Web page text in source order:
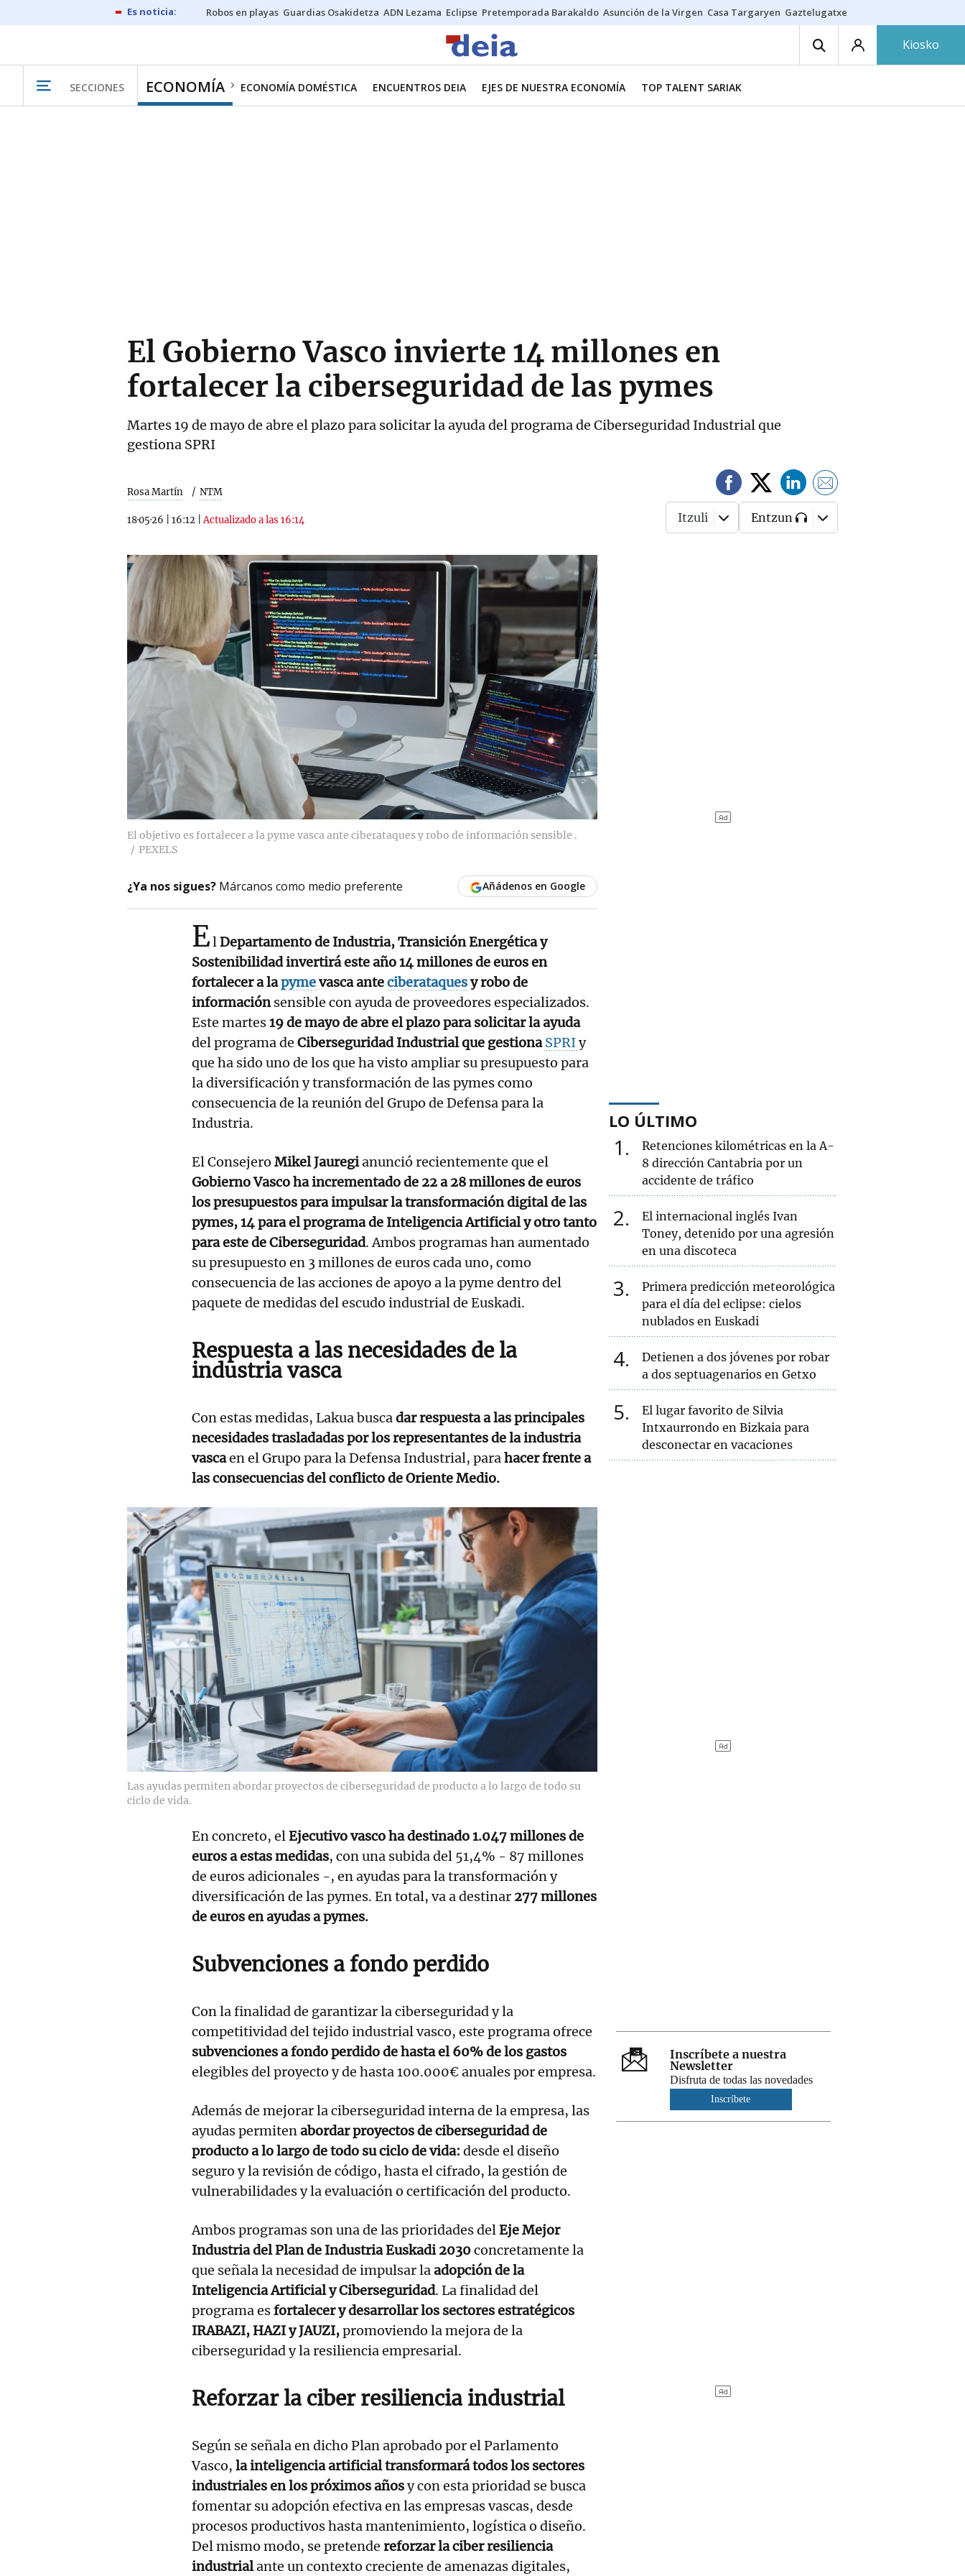
Robos en playas Guardias Osakidetza ADN Lezama Eclipse Pretemporada Barakaldo Asunción de la Virgen Casa Targaryen Gaztelugatxe
Kiosko
SECCIONES ECONOMÍA ECONOMÍA DOMÉSTICA ENCUENTROS DEIA EJES DE NUESTRA ECONOMÍA TOP TALENT SARIAK
El Gobierno Vasco invierte 14 millones en
fortalecer la ciberseguridad de las pymes
Martes 19 de mayo de abre el plazo para solicitar la ayuda del programa de Ciberseguridad Industrial que
gestiona SPRI
Rosa Martín NTM
18·05·26 16:12 |Actualizado a las 16:14 Itzuli Entzun
El objetivo es fortalecer a la pyme vasca ante ciberataques y robo de información sensible .
PEXELS
¿Ya nos sigues? Márcanos como medio preferente Añádenos en Google
ElDepartamento de Industria, Transición Energética y
Sostenibilidad invertirá este año 14 millones de euros en
fortalecer a lapymevasca anteciberataquesy robo de
informaciónsensible con ayuda de proveedores especializados.
Este martes19 de mayo de abre el plazo para solicitar la ayuda
del programa de Ciberseguridad Industrial que gestionaSPRIy
que ha sido uno de los que ha visto ampliar su presupuesto para
la diversificación y transformación de las pymes como
consecuencia de la reunión del Grupo de Defensa para la
Industria.
El Consejero Mikel Jauregianunció recientemente que el
Gobierno Vasco ha incrementado de 22 a 28 millones de euros
los presupuestos para impulsar la transformación digital de las
pymes, 14 para el programa de Inteligencia Artificial y otro tanto
para este de Ciberseguridad. Ambos programas han aumentado
su presupuesto en 3 millones de euros cada uno, como
consecuencia de las acciones de apoyo a la pyme dentro del
paquete de medidas del escudo industrial de Euskadi.
Respuesta a las necesidades de la
industria vasca
Con estas medidas, Lakua buscadar respuesta a las principales
necesidades trasladadas por los representantes de la industria
vascaen el Grupo para la Defensa Industrial, parahacer frente a
las consecuencias del conflicto de Oriente Medio.
Las ayudas permiten abordar proyectos de ciberseguridad de producto a lo largo de todo su
ciclo de vida.
En concreto, elEjecutivo vasco ha destinado 1.047 millones de
euros a estas medidas, con una subida del 51,4% - 87 millones
de euros adicionales -, en ayudas para la transformación y
diversificación de las pymes. En total, va a destinar 277 millones
de euros en ayudas a pymes.
Subvenciones a fondo perdido
Con la finalidad de garantizar la ciberseguridad y la
competitividad del tejido industrial vasco, este programa ofrece
subvenciones a fondo perdido de hasta el 60% de los gastos
elegibles del proyecto y de hasta 100.000€ anuales por empresa.
Además de mejorar la ciberseguridad interna de la empresa, las
ayudas permitenabordar proyectos de ciberseguridad de
producto a lo largo de todo su ciclo de vida: desde el diseño
seguro y la revisión de código, hasta el cifrado, la gestión de
vulnerabilidades y la evaluación o certificación del producto.
Ambos programas son una de las prioridades delEje Mejor
Industria del Plan de Industria Euskadi 2030concretamente la
que señala la necesidad de impulsar laadopción de la
Inteligencia Artificial y Ciberseguridad. La finalidad del
programa esfortalecer y desarrollar los sectores estratégicos
IRABAZI, HAZI y JAUZI,promoviendo la mejora de la
ciberseguridad y la resiliencia empresarial.
Reforzar la ciber resiliencia industrial
Según se señala en dicho Plan aprobado por el Parlamento
Vasco, la inteligencia artificial transformará todos los sectores
industriales en los próximos añosy con esta prioridad se busca
fomentar su adopción efectiva en las empresas vascas, desde
procesos productivos hasta mantenimiento, logística o diseño.
Del mismo modo, se pretende reforzar la ciber resiliencia
industrialante un contexto creciente de amenazas digitales,
LO ÚLTIMO
1
Retenciones kilométricas en la A-
8 dirección Cantabria por un
accidente de tráfico
2
El internacional inglés Ivan
Toney, detenido por una agresión
en una discoteca
3
Primera predicción meteorológica
para el día del eclipse: cielos
nublados en Euskadi
4
Detienen a dos jóvenes por robar
a dos septuagenarios en Getxo
5
El lugar favorito de Silvia
Intxaurrondo en Bizkaia para
desconectar en vacaciones
Inscríbete a nuestra
Newsletter
Disfruta de todas las novedades
Inscríbete